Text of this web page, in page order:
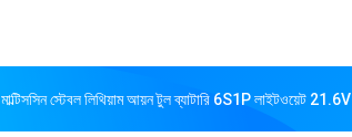
মাল্টিসসিন স্টেবল লিথিয়াম আয়ন টুল ব্যাটারি 6S1P লাইটওয়েট 21.6V